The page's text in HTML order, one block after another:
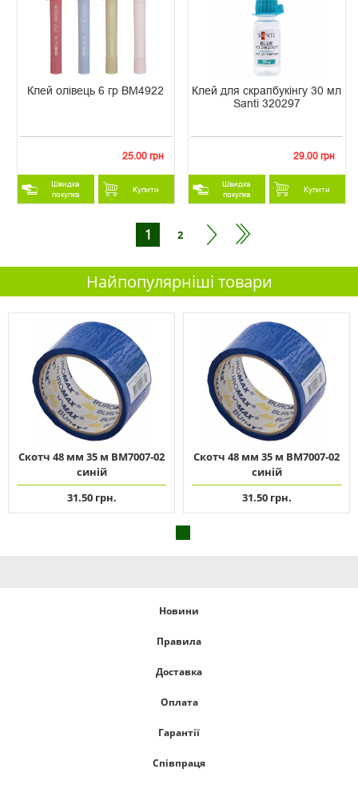
Клей олівець 6 гр ВМ4922
25.00 грн
Швидка
покупка
Купити
Клей для скрапбукінгу 30 мл
Santi 320297
29.00 грн
Швидка
покупка
Купити
1 2
Найпопулярніші товари
Скотч 48 мм 35 м ВМ7007-02
синій
31.50 грн.
Скотч 48 мм 35 м ВМ7007-02
синій
31.50 грн.
Новини
Правила
Доставка
Оплата
Гарантії
Співпраця